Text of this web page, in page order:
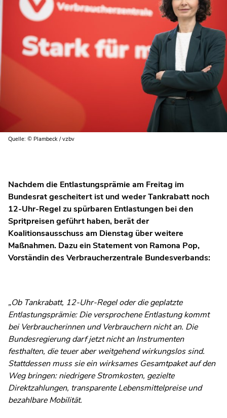
Quelle: © Plambeck / vzbv
Nachdem die Entlastungsprämie am Freitag im
Bundesrat gescheitert ist und weder Tankrabatt noch
12‑Uhr‑Regel zu spürbaren Entlastungen bei den
Spritpreisen geführt haben, berät der
Koalitionsausschuss am Dienstag über weitere
Maßnahmen. Dazu ein Statement von Ramona Pop,
Vorständin des Verbraucherzentrale Bundesverbands:
„Ob Tankrabatt, 12‑Uhr‑Regel oder die geplatzte
Entlastungsprämie: Die versprochene Entlastung kommt
bei Verbraucherinnen und Verbrauchern nicht an. Die
Bundesregierung darf jetzt nicht an Instrumenten
festhalten, die teuer aber weitgehend wirkungslos sind.
Stattdessen muss sie ein wirksames Gesamtpaket auf den
Weg bringen: niedrigere Stromkosten, gezielte
Direktzahlungen, transparente Lebensmittelpreise und
bezahlbare Mobilität.